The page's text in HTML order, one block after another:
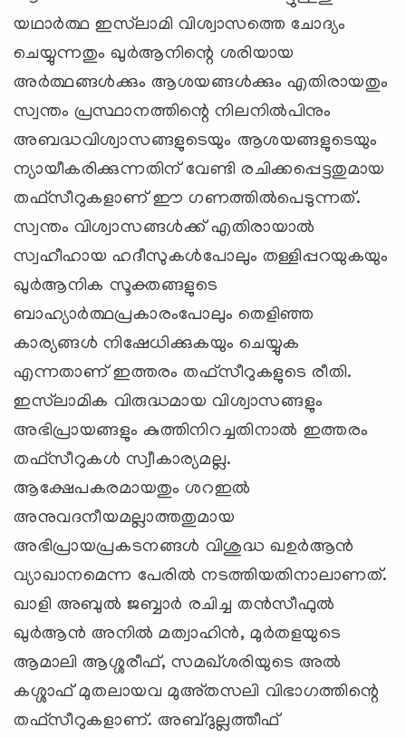
യഥാര്‍ത്ഥ ഇസ്‌ലാമി വിശ്വാസത്തെ ചോദ്യം
ചെയ്യുന്നതും ഖുര്‍ആനിന്റെ ശരിയായ
അര്‍ത്ഥങ്ങള്‍ക്കും ആശയങ്ങള്‍ക്കും എതിരായതും
സ്വന്തം പ്രസ്ഥാനത്തിന്റെ നിലനില്‍പിനും
അബദ്ധവിശ്വാസങ്ങളുടെയും ആശയങ്ങളുടെയും
ന്യായീകരിക്കുന്നതിന്‌ വേണ്ടി രചിക്കപ്പെട്ടതുമായ
തഫ്‌സീറുകളാണ്‌ ഈ ഗണത്തില്‍പെടുന്നത്‌.
സ്വന്തം വിശ്വാസങ്ങള്‍ക്ക്‌ എതിരായാല്‍
സ്വഹീഹായ ഹദീസുകള്‍പോലും തള്ളിപ്പറയുകയും
ഖുര്‍ആനിക സൂക്തങ്ങളുടെ
ബാഹ്യാര്‍ത്ഥപ്രകാരംപോലും തെളിഞ്ഞ
കാര്യങ്ങള്‍ നിഷേധിക്കുകയും ചെയ്യുക
എന്നതാണ്‌ ഇത്തരം തഫ്‌സീറുകളുടെ രീതി.
ഇസ്‌ലാമിക വിരുദ്ധമായ വിശ്വാസങ്ങളും
അഭിപ്രായങ്ങളും കുത്തിനിറച്ചതിനാല്‍ ഇത്തരം
തഫ്‌സീറുകള്‍ സ്വീകാര്യമല്ല.
ആക്ഷേപകരമായതും ശറഇല്‍
അനുവദനീയമല്ലാത്തതുമായ
അഭിപ്രായപ്രകടനങ്ങള്‍ വിശുദ്ധ ഖഉര്‍ആന്‍
വ്യാഖാനമെന്ന പേരില്‍ നടത്തിയതിനാലാണത്‌.
ഖാളി അബുല്‍ ജബ്ബാര്‍ രചിച്ച തന്‍സീഫുല്‍
ഖുര്‍ആന്‍ അനില്‍ മത്വാഹിന്‍, മുര്‍തളയുടെ
ആമാലി ആശ്ശരീഫ്‌, സമഖ്‌ശരിയുടെ അല്‍
കശ്ശാഫ്‌ മുതലായവ മുഅ്‌തസലി വിഭാഗത്തിന്റെ
തഫ്‌സീറുകളാണ്‌. അബ്ദുല്ലത്തീഫ്‌